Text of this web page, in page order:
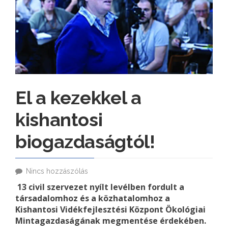
El a kezekkel a
kishantosi
biogazdaságtól!
Nincs hozzászólás
13 civil szervezet nyílt levélben fordult a
társadalomhoz és a közhatalomhoz a
Kishantosi Vidékfejlesztési Központ Ökológiai
Mintagazdaságának megmentése érdekében.